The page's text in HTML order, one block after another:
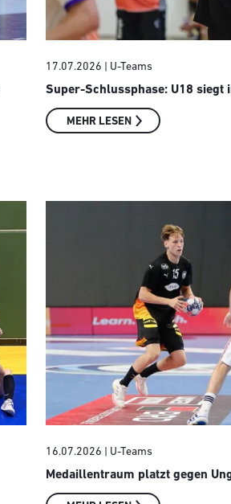
17.07.2026 | U-Teams
Super-Schlussphase: U18 siegt
MEHR LESEN
16.07.2026 | U-Teams
Medaillentraum platzt gegen